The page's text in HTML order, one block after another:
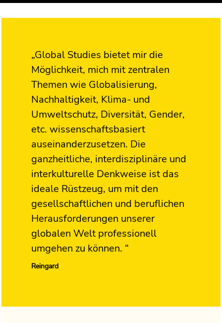
„Global Studies bietet mir die
Möglichkeit, mich mit zentralen
Themen wie Globalisierung,
Nachhaltigkeit, Klima- und
Umweltschutz, Diversität, Gender,
etc. wissenschaftsbasiert
auseinanderzusetzen. Die
ganzheitliche, interdisziplinäre und
interkulturelle Denkweise ist das
ideale Rüstzeug, um mit den
gesellschaftlichen und beruflichen
Herausforderungen unserer
globalen Welt professionell
umgehen zu können. “
Reingard